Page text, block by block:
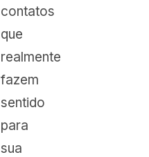
contatos
que
realmente
fazem
sentido
para
sua